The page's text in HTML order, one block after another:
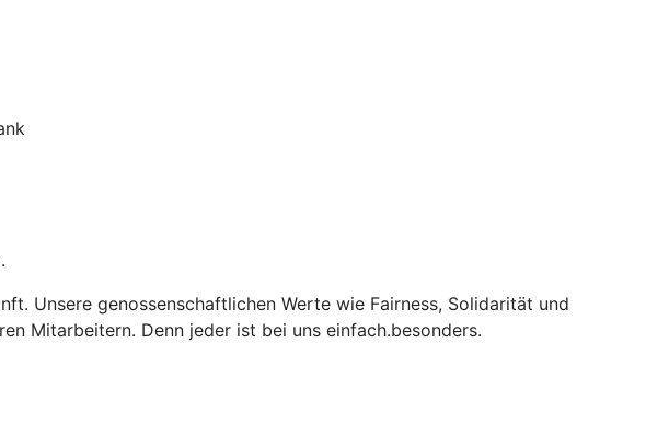
Unsere genossenschaftlichen Werte wie Fairness, Solidarität und
Mitarbeitern. Denn jeder ist bei uns einfach.besonders.